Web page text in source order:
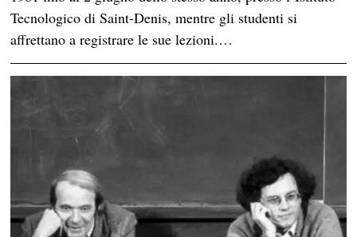
Tecnologico di Saint-Denis, mentre gli studenti si
affrettano a registrare le sue lezioni.…